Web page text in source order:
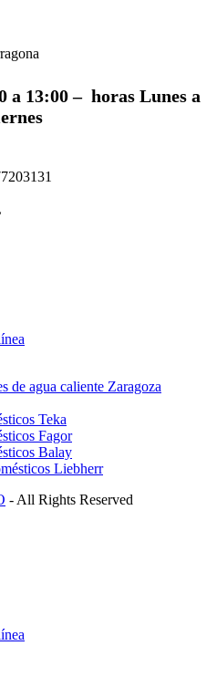
13:00 – horas Lunes a
de agua caliente Zaragoza
Teka
Fagor
Balay
Liebherr
- All Rights Reserved